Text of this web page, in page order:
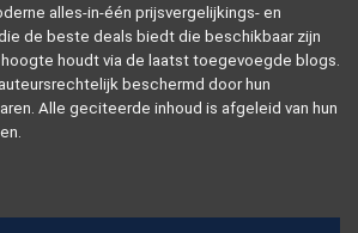
alles-in-één prijsvergelijkings- en
de beste deals biedt die beschikbaar zijn
houdt via de laatst toegevoegde blogs.
beschermd door hun
Alle geciteerde inhoud is afgeleid van hun